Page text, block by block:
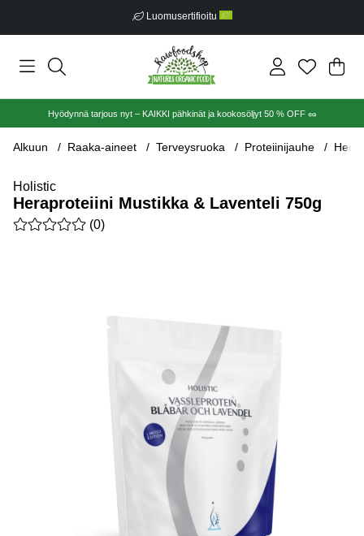
Luomusertifioitu
.
Hyödynnä tarjous nyt – KAIKKI pähkinät ja kookosöljyt 50 % OFF 🥜
Alkuun Raaka-aineet Terveysruoka Proteiinijauhe
Holistic
Heraproteiini Mustikka & Laventeli 750g
Keskiarvoluokitus 0 / 5 Arvioiden määrä 0
(0)